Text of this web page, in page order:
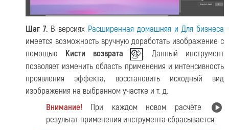
Шаг 7. В версиях Расширенная домашняя и Для бизнеса
имеется возможность вручную доработать изображение с
помощью Кисти возврата
. Данный инструмент
позволяет изменить область применения и интенсивность
проявления эффекта, восстановить исходный вид
изображения на выбранном участке и т. д.
Внимание! При каждом новом расчёте
результат применения инструмента сбрасывается.